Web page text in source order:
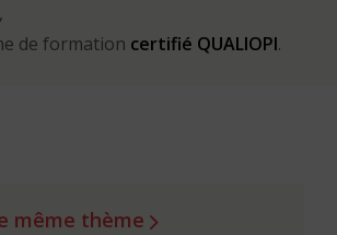
,
de formation certifié QUALIOPI.
même thème